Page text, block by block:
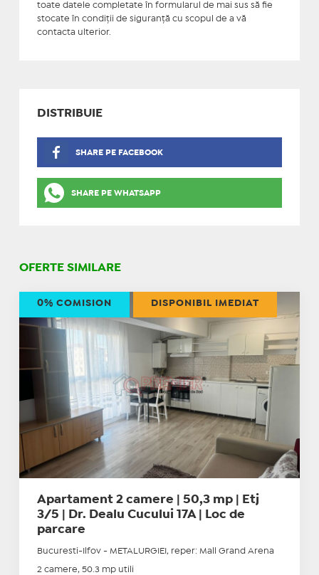
toate datele completate în formularul de mai sus să fie
stocate în condiţii de siguranţă cu scopul de a vă
contacta ulterior.
DISTRIBUIE
SHARE PE FACEBOOK
SHARE PE WHATSAPP
OFERTE SIMILARE
Apartament 2 camere | 50,3 mp | Etj
3/5 | Dr. Dealu Cucului 17A | Loc de
parcare
Bucuresti-Ilfov - METALURGIEI, reper: Mall Grand Arena
2 camere, 50.3 mp utili
0% COMISION DISPONIBIL IMEDIAT